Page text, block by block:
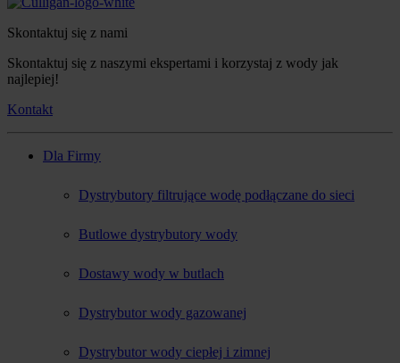
Skontaktuj się z nami
Skontaktuj się z naszymi ekspertami i korzystaj z wody jak
najlepiej!
Kontakt
Dla Firmy
Dystrybutory filtrujące wodę podłączane do sieci
Butlowe dystrybutory wody
Dostawy wody w butlach
Dystrybutor wody gazowanej
Dystrybutor wody ciepłej i zimnej